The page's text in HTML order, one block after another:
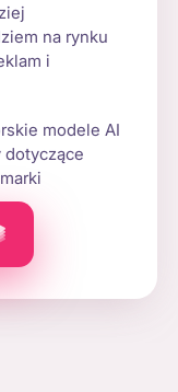
na rynku
i
modele AI
dotyczące